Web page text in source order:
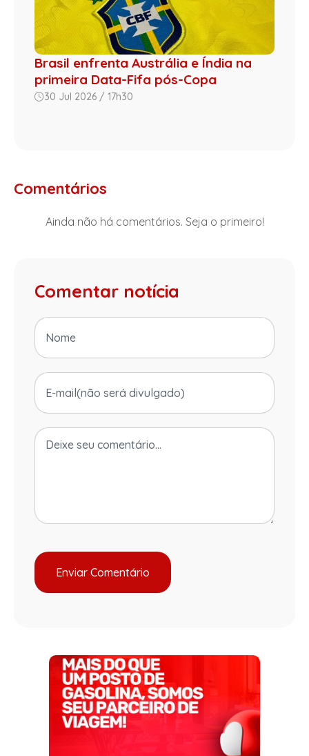
Brasil enfrenta Austrália e Índia na
primeira Data-Fifa pós-Copa
30 Jul 2026 / 17h30
Comentários
Ainda não há comentários. Seja o primeiro!
Comentar notícia